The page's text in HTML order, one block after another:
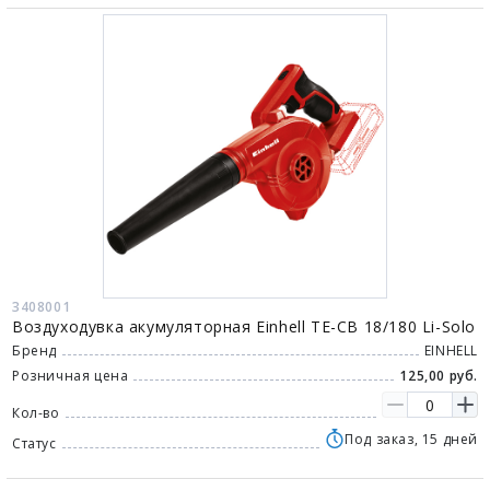
3408001
Воздуходувка акумуляторная Einhell TE-CB 18/180 Li-Solo
Бренд
EINHELL
Розничная цена
125,00 руб.
Кол-во
Статус
Под заказ, 15 дней